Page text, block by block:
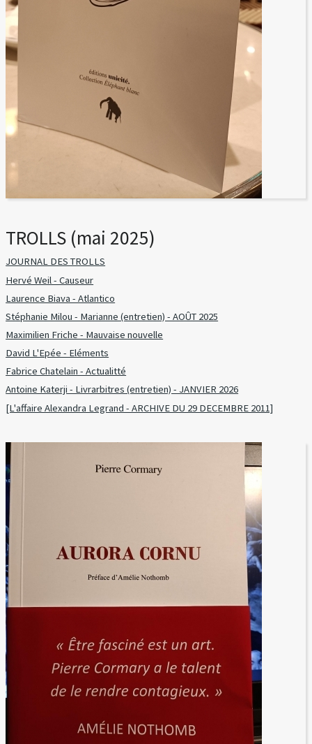
TROLLS (mai 2025)
JOURNAL DES TROLLS
Hervé Weil - Causeur
Laurence Biava - Atlantico
Stéphanie Milou - Marianne (entretien) - AOÛT 2025
Maximilien Friche - Mauvaise nouvelle
David L'Epée - Eléments
Fabrice Chatelain - Actualitté
Antoine Katerji - Livrarbitres (entretien) - JANVIER 2026
[L'affaire Alexandra Legrand - ARCHIVE DU 29 DECEMBRE 2011]